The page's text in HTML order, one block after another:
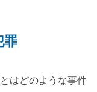
罪
はどのような事件